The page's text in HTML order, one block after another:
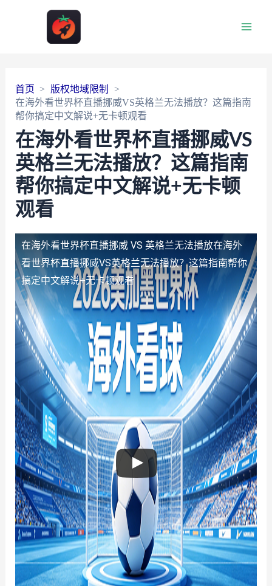
首页
版权地域限制
在海外看世界杯直播挪威VS英格兰无法播放？这篇指南
帮你搞定中文解说+无卡顿观看
在海外看世界杯直播挪威VS
英格兰无法播放？这篇指南
帮你搞定中文解说+无卡顿
观看
在海外看世界杯直播挪威 VS 英格兰无法播放在海外
看世界杯直播挪威VS英格兰无法播放？这篇指南帮你
搞定中文解说+无卡顿观看